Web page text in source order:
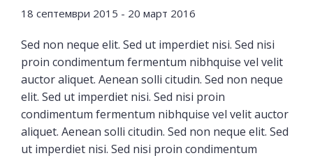
18 септември 2015 - 20 март 2016
Sed non neque elit. Sed ut imperdiet nisi. Sed nisi
proin condimentum fermentum nibhquise vel velit
auctor aliquet. Aenean solli citudin. Sed non neque
elit. Sed ut imperdiet nisi. Sed nisi proin
condimentum fermentum nibhquise vel velit auctor
aliquet. Aenean solli citudin. Sed non neque elit. Sed
ut imperdiet nisi. Sed nisi proin condimentum